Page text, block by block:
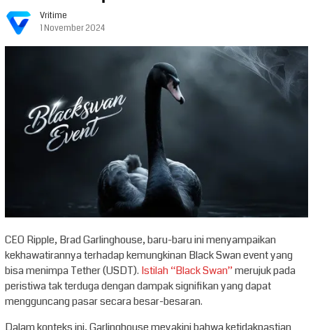
Vritime
1 November 2024
CEO Ripple, Brad Garlinghouse, baru-baru ini menyampaikan
kekhawatirannya terhadap kemungkinan Black Swan event yang
bisa menimpa Tether (USDT). Istilah “Black Swan”merujuk pada
peristiwa tak terduga dengan dampak signifikan yang dapat
mengguncang pasar secara besar-besaran.